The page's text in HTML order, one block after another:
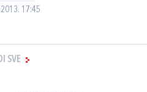
17:45
SVE